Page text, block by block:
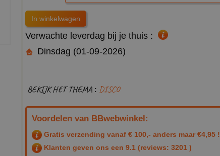
Verwachte leverdag bij je thuis :
Dinsdag (01-09-2026)
BEKIJK HET THEMA : DISCO
Voordelen van BBwebwinkel:
Gratis verzending vanaf € 100,- anders maar €4,95 !
Klanten geven ons een 9.1 (reviews: 3201 )